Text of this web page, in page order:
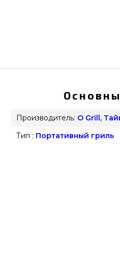
Производитель: O Grill,
Тип : Портативный гриль